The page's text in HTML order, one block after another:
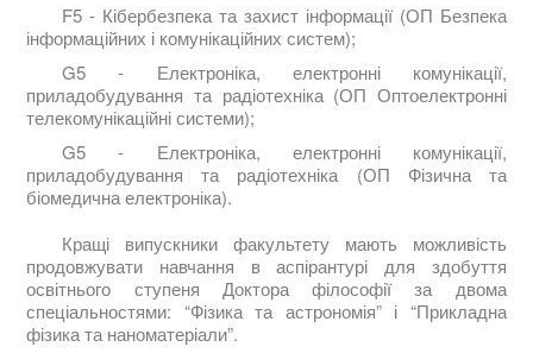
F5 - Кібербезпека та захист інформації (ОП Безпека
інформаційних і комунікаційних систем);
G5 - Електроніка, електронні комунікації,
приладобудування та радіотехніка (ОП Оптоелектронні
телекомунікаційні системи);
G5 - Електроніка, електронні комунікації,
приладобудування та радіотехніка (ОП Фізична та
біомедична електроніка).
Кращі випускники факультету мають можливість
продовжувати навчання в аспірантурі для здобуття
освітнього ступеня Доктора філософії за двома
спеціальностями: “Фізика та астрономія” і “Прикладна
фізика та наноматеріали”.